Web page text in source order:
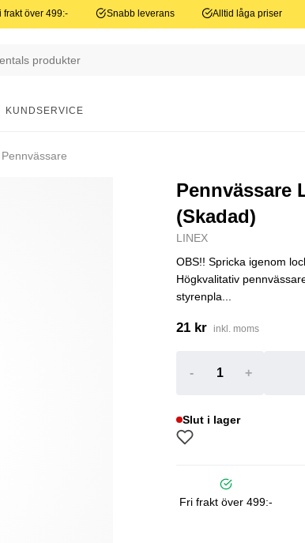
frakt över 499:- Snabb leverans Alltid låga priser
KUNDSERVICE
Pennvässare
Pennvässare
(Skadad)
LINEX
OBS!! Spricka igenom
Högkvalitativ
styrenpla...
21 kr inkl. moms
- +
Slut i lager
Fri frakt över 499:-